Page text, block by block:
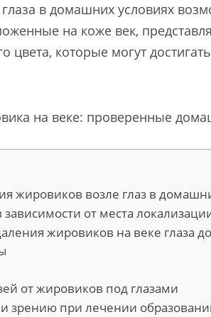
в домашних условиях
на коже век,
цвета, которые могут
жировиков возле глаз в
от места
жировиков на веке глаза
от жировиков под глазами
зрению при лечении